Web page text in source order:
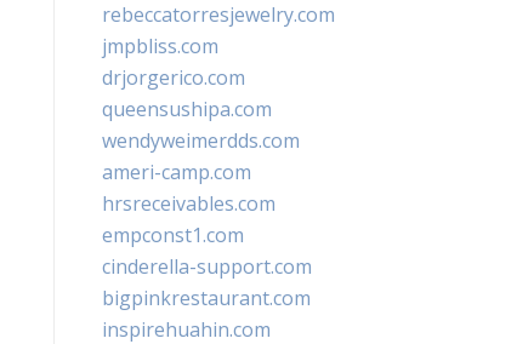
rebeccatorresjewelry.com
jmpbliss.com
drjorgerico.com
queensushipa.com
wendyweimerdds.com
ameri-camp.com
hrsreceivables.com
empconst1.com
cinderella-support.com
bigpinkrestaurant.com
inspirehuahin.com